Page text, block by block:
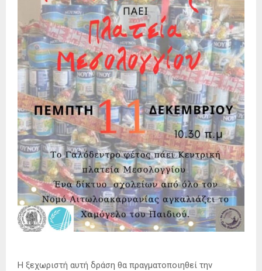
Η ξεχωριστή αυτή δράση θα πραγματοποιηθεί την